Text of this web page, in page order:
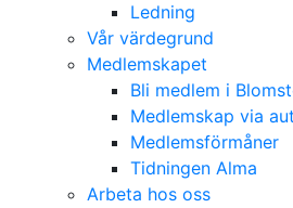
Ledning
Vår värdegrund
Medlemskapet
Bli medlem i
Medlemskap via
Medlemsförmåner
Tidningen Alma
Arbeta hos oss